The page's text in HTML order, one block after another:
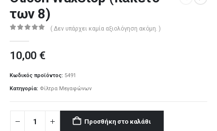
των 8)
( Δεν υπάρχει καμία αξιολόγηση ακόμη. )
10,00 €
Κωδικός προϊόντος: 5491
Κατηγορία: Φίλτρα Μεγαφώνων
Προσθήκη στο καλάθι